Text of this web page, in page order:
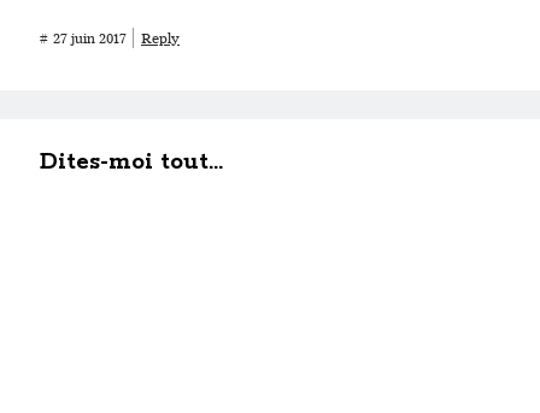
# 27 juin 2017 Reply
Dites-moi tout...